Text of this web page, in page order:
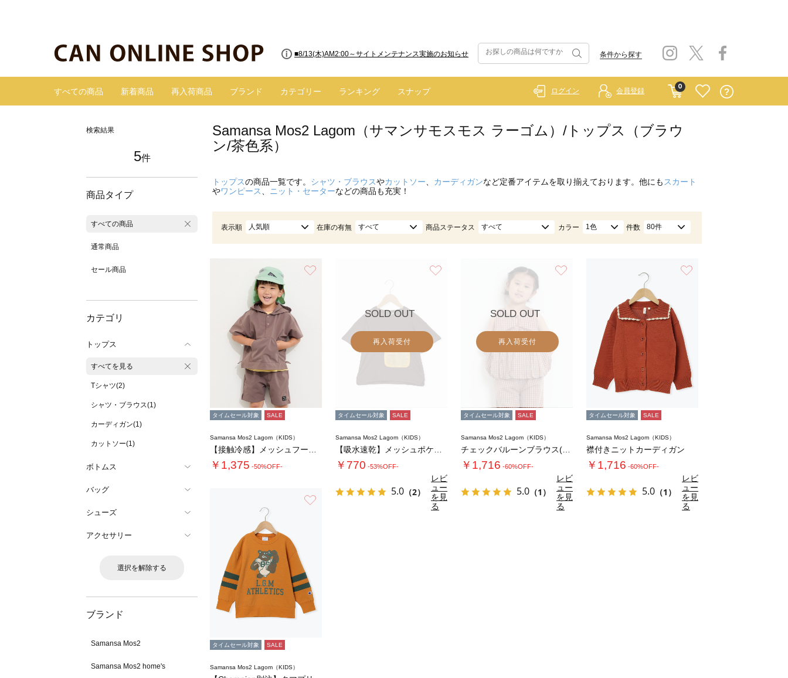
■8/13(木)AM2:00～サイトメンテナンス実施のお知らせ 条件から探す
すべての商品 新着商品 再入荷商品 ブランド カテゴリー ランキング スナップ
0
ログイン 会員登録
検索結果
5件
商品タイプ
すべての商品
通常商品
セール商品
カテゴリ
トップス
すべてを見る
Tシャツ(2)
シャツ・ブラウス(1)
カーディガン(1)
カットソー(1)
ボトムス
バッグ
シューズ
アクセサリー
選択を解除する
ブランド
Samansa Mos2
Samansa Mos2 home's
Samansa Mos2 Lagom（サマンサモスモス ラーゴム）/トップス（ブラウ
ン/茶色系）
トップスの商品一覧です。 シャツ・ブラウスやカットソー カーディガンなど定番アイテムを取り揃えております。他にも スカート
やワンピース ニット・セーターなどの商品も充実！
表示順 人気順 在庫の有無 すべて 商品ステータス すべて カラー 1色 件数 80件
タイムセール対象 SALE
Samansa Mos2 Lagom（KIDS）
￥1,375 -50%OFF-
SOLD OUT
再入荷受付
タイムセール対象 SALE
Samansa Mos2 Lagom（KIDS）
￥770 -53%OFF-
5.0 （2）
レビ
ュー
を見
る
SOLD OUT
再入荷受付
タイムセール対象 SALE
Samansa Mos2 Lagom（KIDS）
￥1,716 -60%OFF-
5.0 （1）
レビ
ュー
を見
る
タイムセール対象 SALE
Samansa Mos2 Lagom（KIDS）
襟付きニットカーディガン
￥1,716 -60%OFF-
5.0 （1）
レビ
ュー
を見
る
お気に入り
タイムセール対象 SALE
Samansa Mos2 Lagom（KIDS）